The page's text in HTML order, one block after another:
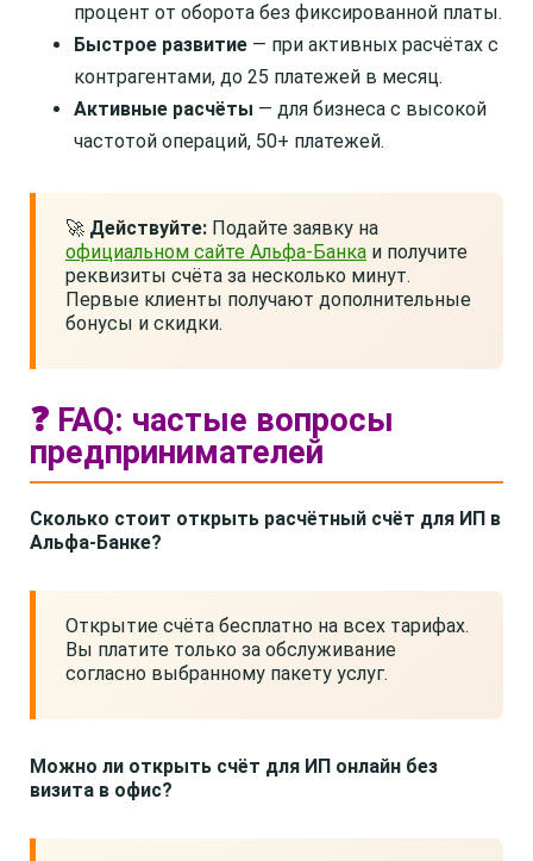
процент от оборота без фиксированной платы.
Быстрое развитие — при активных расчётах с
контрагентами, до 25 платежей в месяц.
Активные расчёты — для бизнеса с высокой
частотой операций, 50+ платежей.
🚀 Действуйте: Подайте заявку на
официальном сайте Альфа-Банка и получите
реквизиты счёта за несколько минут.
Первые клиенты получают дополнительные
бонусы и скидки.
❓ FAQ: частые вопросы
предпринимателей
Сколько стоит открыть расчётный счёт для ИП в
Альфа-Банке?
Открытие счёта бесплатно на всех тарифах.
Вы платите только за обслуживание
согласно выбранному пакету услуг.
Можно ли открыть счёт для ИП онлайн без
визита в офис?